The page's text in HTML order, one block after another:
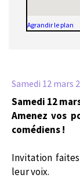
Agrandir le plan
Samedi 12 mars
Samedi 12
Amenez vos
comédiens !
Invitation
leur voix.